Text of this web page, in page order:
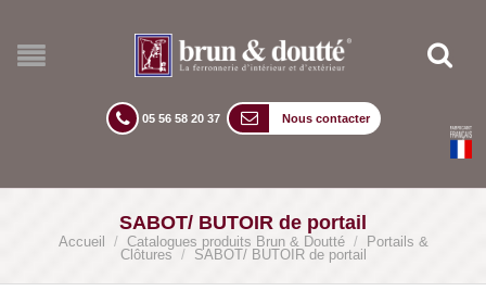
05 56 58 20 37 Nous contacter
SABOT/ BUTOIR de portail
Accueil / Catalogues produits Brun & Doutté /
Portails &
Clôtures / SABOT/ BUTOIR de portail